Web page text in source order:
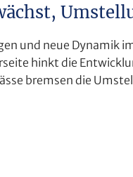
und neue Dynamik
hinkt die
bremsen die